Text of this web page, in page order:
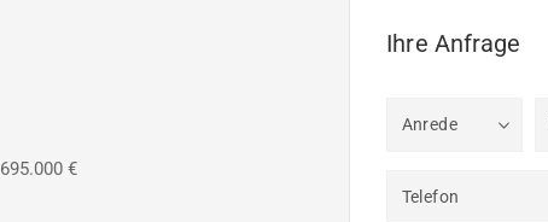
695.000 €
Ihre Anfrage
Anrede
Telefon